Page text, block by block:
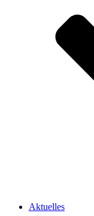
Aktuelles